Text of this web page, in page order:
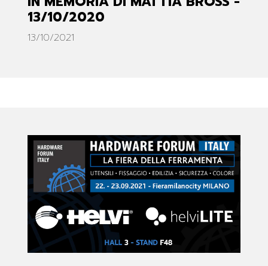
13/10/2020
13/10/2021